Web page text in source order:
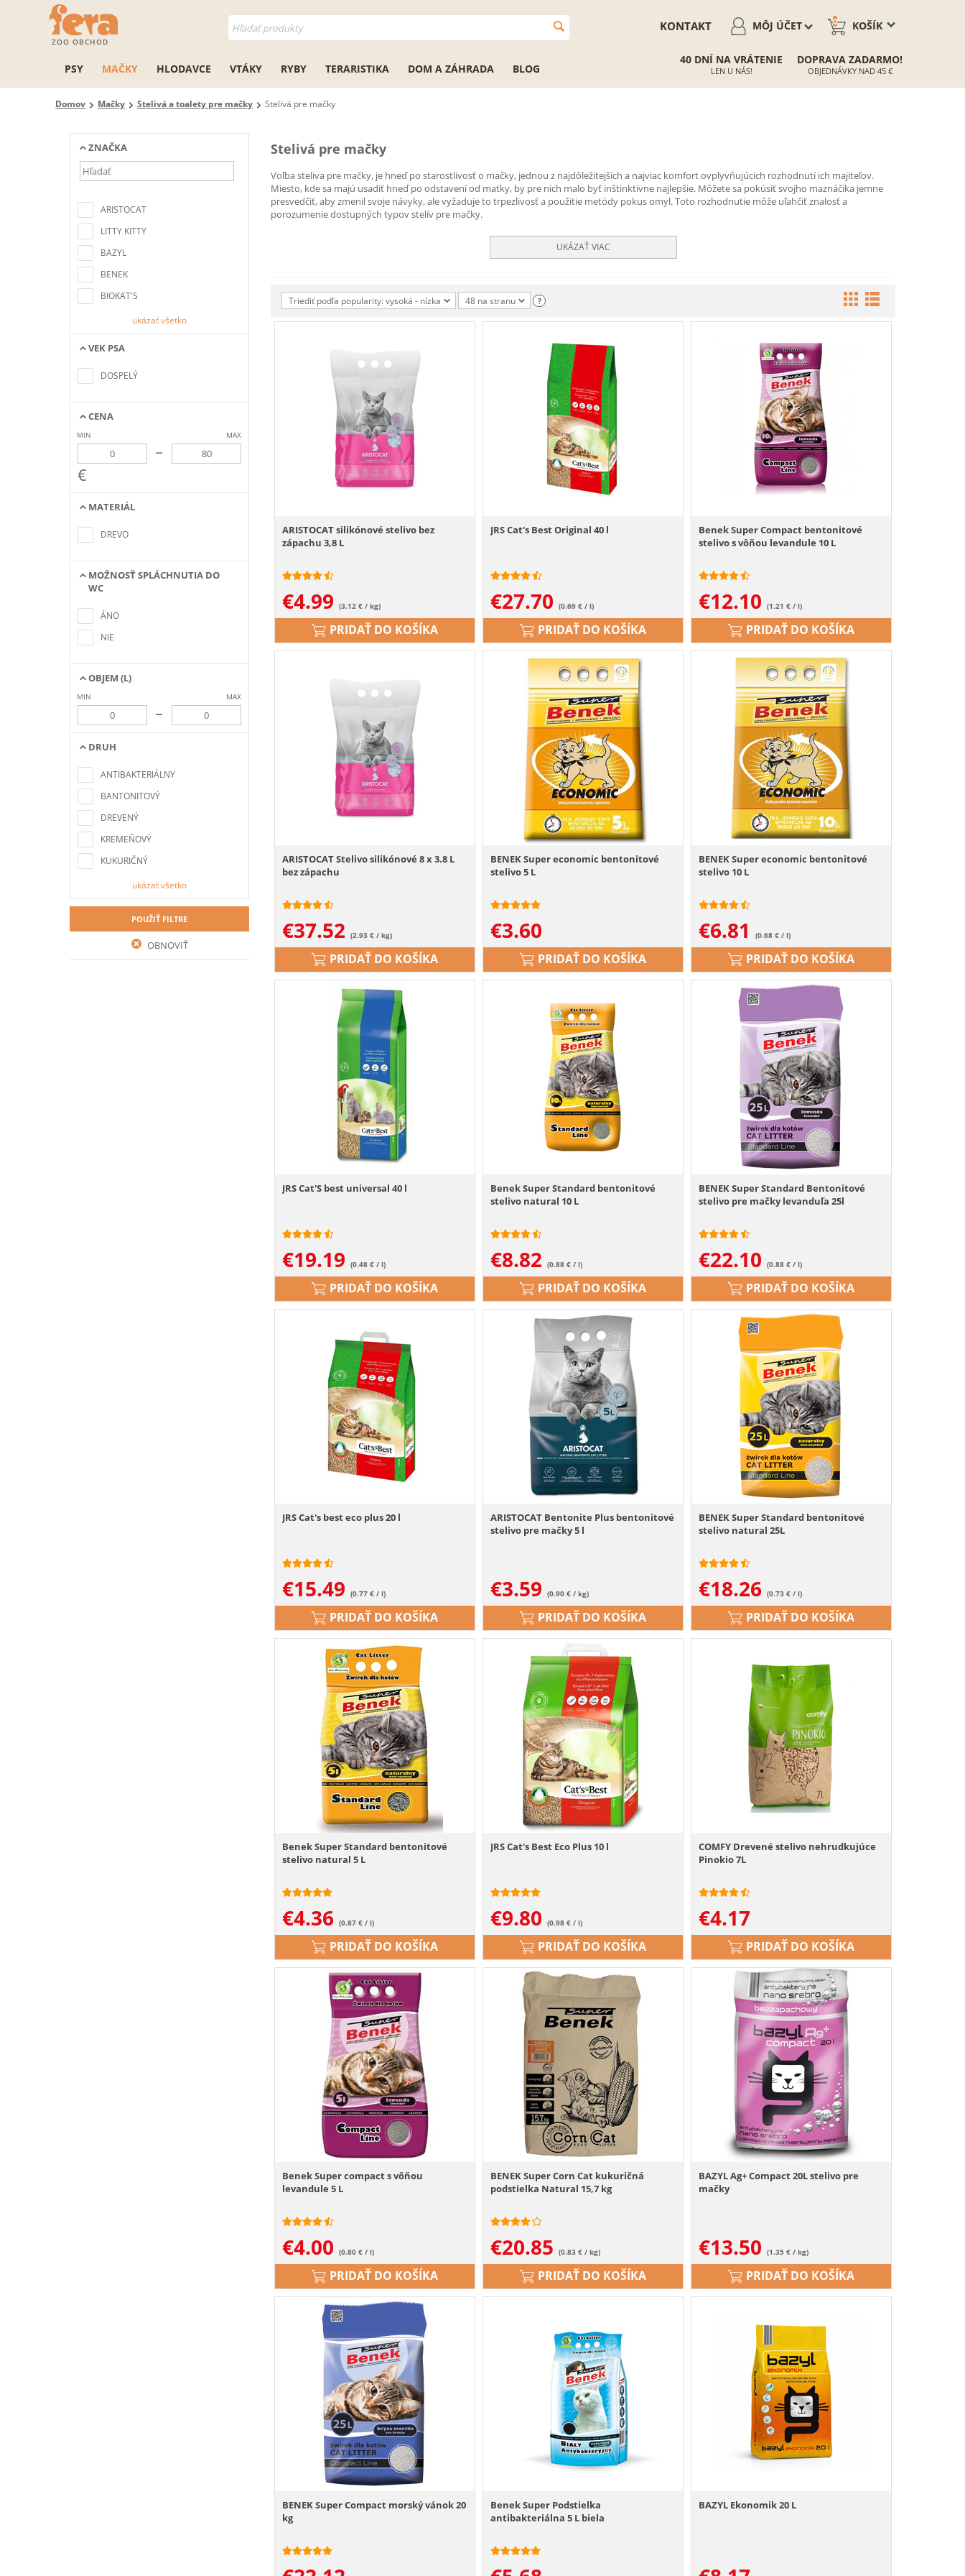
ZOO OBCHOD
KOŠÍK
0
MÔJ ÚČET
KONTAKT
PSY MAČKY HLODAVCE VTÁKY RYBY TERARISTIKA DOM A ZÁHRADA BLOG
40 DNÍ NA VRÁTENIE
LEN U NÁS!
DOPRAVA ZADARMO!
OBJEDNÁVKY NAD 45 €
Domov Mačky Stelivá a toalety pre mačky Stelivá pre mačky
ZNAČKA
zodpovedajúce kritériám
ARISTOCAT
LITTY KITTY
BAZYL
BENEK
BIOKAT'S
ukázať všetko
VEK PSA
zodpovedajúce kritériám
DOSPELÝ
CENA
MIN MAX
–
€
MATERIÁL
zodpovedajúce kritériám
DREVO
MOŽNOSŤ SPLÁCHNUTIA DO
WC
zodpovedajúce kritériám
ÁNO
NIE
OBJEM (L)
MIN MAX
–
DRUH
zodpovedajúce kritériám
ANTIBAKTERIÁLNY
BANTONITOVÝ
DREVENÝ
KREMEŇOVÝ
KUKURIČNÝ
ukázať všetko
POUŽIŤ FILTRE
OBNOVIŤ
Stelivá pre mačky
Voľba steliva pre mačky, je hneď po starostlivosť o mačky, jednou z najdôležitejších a najviac komfort ovplyvňujúcich rozhodnutí ich majiteľov.
Miesto, kde sa majú usadiť hneď po odstavení od matky, by pre nich malo byť inštinktívne najlepšie. Môžete sa pokúsiť svojho maznáčika jemne
presvedčiť, aby zmenil svoje návyky, ale vyžaduje to trpezlivosť a použitie metódy pokus omyl. Toto rozhodnutie môže uľahčiť znalosť a
porozumenie dostupných typov stelív pre mačky.
UKÁZAŤ VIAC
Triediť podľa popularity: vysoká - nízka 48 na stranu ?
ARISTOCAT silikónové stelivo bez
zápachu 3,8 L
€4.99 (3.12 € / kg)
PRIDAŤ DO KOŠÍKA
JRS Cat's Best Original 40 l
€27.70 (0.69 € / l)
PRIDAŤ DO KOŠÍKA
Benek Super Compact bentonitové
stelivo s vôňou levandule 10 L
€12.10 (1.21 € / l)
PRIDAŤ DO KOŠÍKA
ARISTOCAT Stelivo silikónové 8 x 3.8 L
bez zápachu
€37.52 (2.93 € / kg)
PRIDAŤ DO KOŠÍKA
BENEK Super economic bentonitové
stelivo 5 L
€3.60
PRIDAŤ DO KOŠÍKA
BENEK Super economic bentonitové
stelivo 10 L
€6.81 (0.68 € / l)
PRIDAŤ DO KOŠÍKA
JRS Cat'S best universal 40 l
€19.19 (0.48 € / l)
PRIDAŤ DO KOŠÍKA
Benek Super Standard bentonitové
stelivo natural 10 L
€8.82 (0.88 € / l)
PRIDAŤ DO KOŠÍKA
BENEK Super Standard Bentonitové
stelivo pre mačky levanduľa 25l
€22.10 (0.88 € / l)
PRIDAŤ DO KOŠÍKA
JRS Cat's best eco plus 20 l
€15.49 (0.77 € / l)
PRIDAŤ DO KOŠÍKA
ARISTOCAT Bentonite Plus bentonitové
stelivo pre mačky 5 l
€3.59 (0.90 € / kg)
PRIDAŤ DO KOŠÍKA
BENEK Super Standard bentonitové
stelivo natural 25L
€18.26 (0.73 € / l)
PRIDAŤ DO KOŠÍKA
Benek Super Standard bentonitové
stelivo natural 5 L
€4.36 (0.87 € / l)
PRIDAŤ DO KOŠÍKA
JRS Cat's Best Eco Plus 10 l
€9.80 (0.98 € / l)
PRIDAŤ DO KOŠÍKA
COMFY Drevené stelivo nehrudkujúce
Pinokio 7L
€4.17
PRIDAŤ DO KOŠÍKA
Benek Super compact s vôňou
levandule 5 L
€4.00 (0.80 € / l)
PRIDAŤ DO KOŠÍKA
BENEK Super Corn Cat kukuričná
podstielka Natural 15,7 kg
€20.85 (0.83 € / kg)
PRIDAŤ DO KOŠÍKA
BAZYL Ag+ Compact 20L stelivo pre
mačky
€13.50 (1.35 € / kg)
PRIDAŤ DO KOŠÍKA
BENEK Super Compact morský vánok 20
kg
Benek Super Podstielka
antibakteriálna 5 L biela
BAZYL Ekonomik 20 L